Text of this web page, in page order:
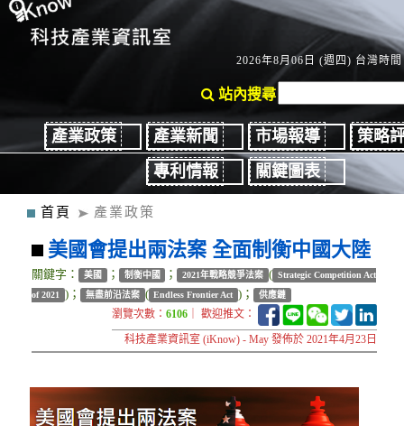
2026年8月06日 (週四) 台灣時間
站內搜尋
產業政策 產業新聞 市場報導
策略
專利情報
關鍵圖表
首頁 產業政策
美國會提出兩法案 全面制衡中國大陸
關鍵字： 美國 ； 制衡中國 ； 2021年戰略競爭法案 ( Strategic Competition Act
of 2021
)； 無盡前沿法案 ( Endless Frontier Act )； 供應鏈
瀏覽次數：6106 ｜ 歡迎推文：
科技產業資訊室 (iKnow) - May 發佈於 2021年4月23日